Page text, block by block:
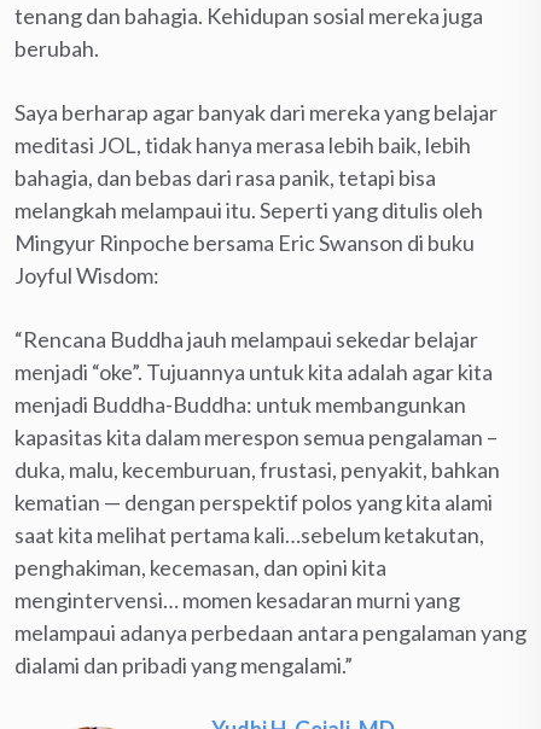
tenang dan bahagia. Kehidupan sosial mereka juga
berubah.
Saya berharap agar banyak dari mereka yang belajar
meditasi JOL, tidak hanya merasa lebih baik, lebih
bahagia, dan bebas dari rasa panik, tetapi bisa
melangkah melampaui itu. Seperti yang ditulis oleh
Mingyur Rinpoche bersama Eric Swanson di buku
Joyful Wisdom:
“Rencana Buddha jauh melampaui sekedar belajar
menjadi “oke”. Tujuannya untuk kita adalah agar kita
menjadi Buddha-Buddha: untuk membangunkan
kapasitas kita dalam merespon semua pengalaman –
duka, malu, kecemburuan, frustasi, penyakit, bahkan
kematian — dengan perspektif polos yang kita alami
saat kita melihat pertama kali…sebelum ketakutan,
penghakiman, kecemasan, dan opini kita
mengintervensi… momen kesadaran murni yang
melampaui adanya perbedaan antara pengalaman yang
dialami dan pribadi yang mengalami.”